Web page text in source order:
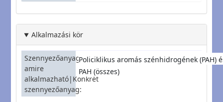
Alkalmazási kör
Szennyezőanyagcsoport,
amire
alkalmazható|Konkrét
szennyezőanyag
Policiklikus aromás szénhidrogének (PAH)
PAH (összes)